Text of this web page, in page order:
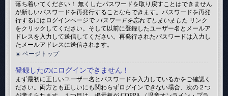
落ち着いてください！ 無くしたパスワードを取り戻すことはできません
が新しいパスワードを再発行することならできます。パスワードを再発
行するにはログインページで パスワードを忘れてしまいました リンク
をクリックしてください。そして以前に登録したユーザー名とメールア
ドレスを入力して送信してください。再発行されたパスワードは入力し
たメールアドレスに送信されます。
ページトップ
登録したのにログインできません！
まず最初に正しいユーザー名とパスワードを入力しているかをご確認く
ださい。両方とも正しいにも関わらずログインできない場合、次の２つ